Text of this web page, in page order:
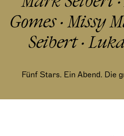
Gomes · Missy
Seibert ·
Fünf Stars. Ein Abend. Die